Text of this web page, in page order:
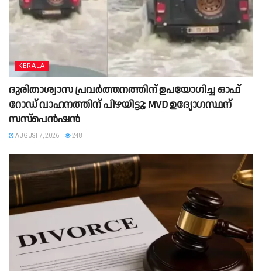
KERALA
ദുരിതാശ്വാസ പ്രവർത്തനത്തിന് ഉപയോഗിച്ച ഓഫ്
റോഡ് വാഹനത്തിന് പിഴയിട്ടു; MVD ഉദ്യോഗസ്ഥന്
സസ്പെൻഷൻ
AUGUST 7, 2026 248